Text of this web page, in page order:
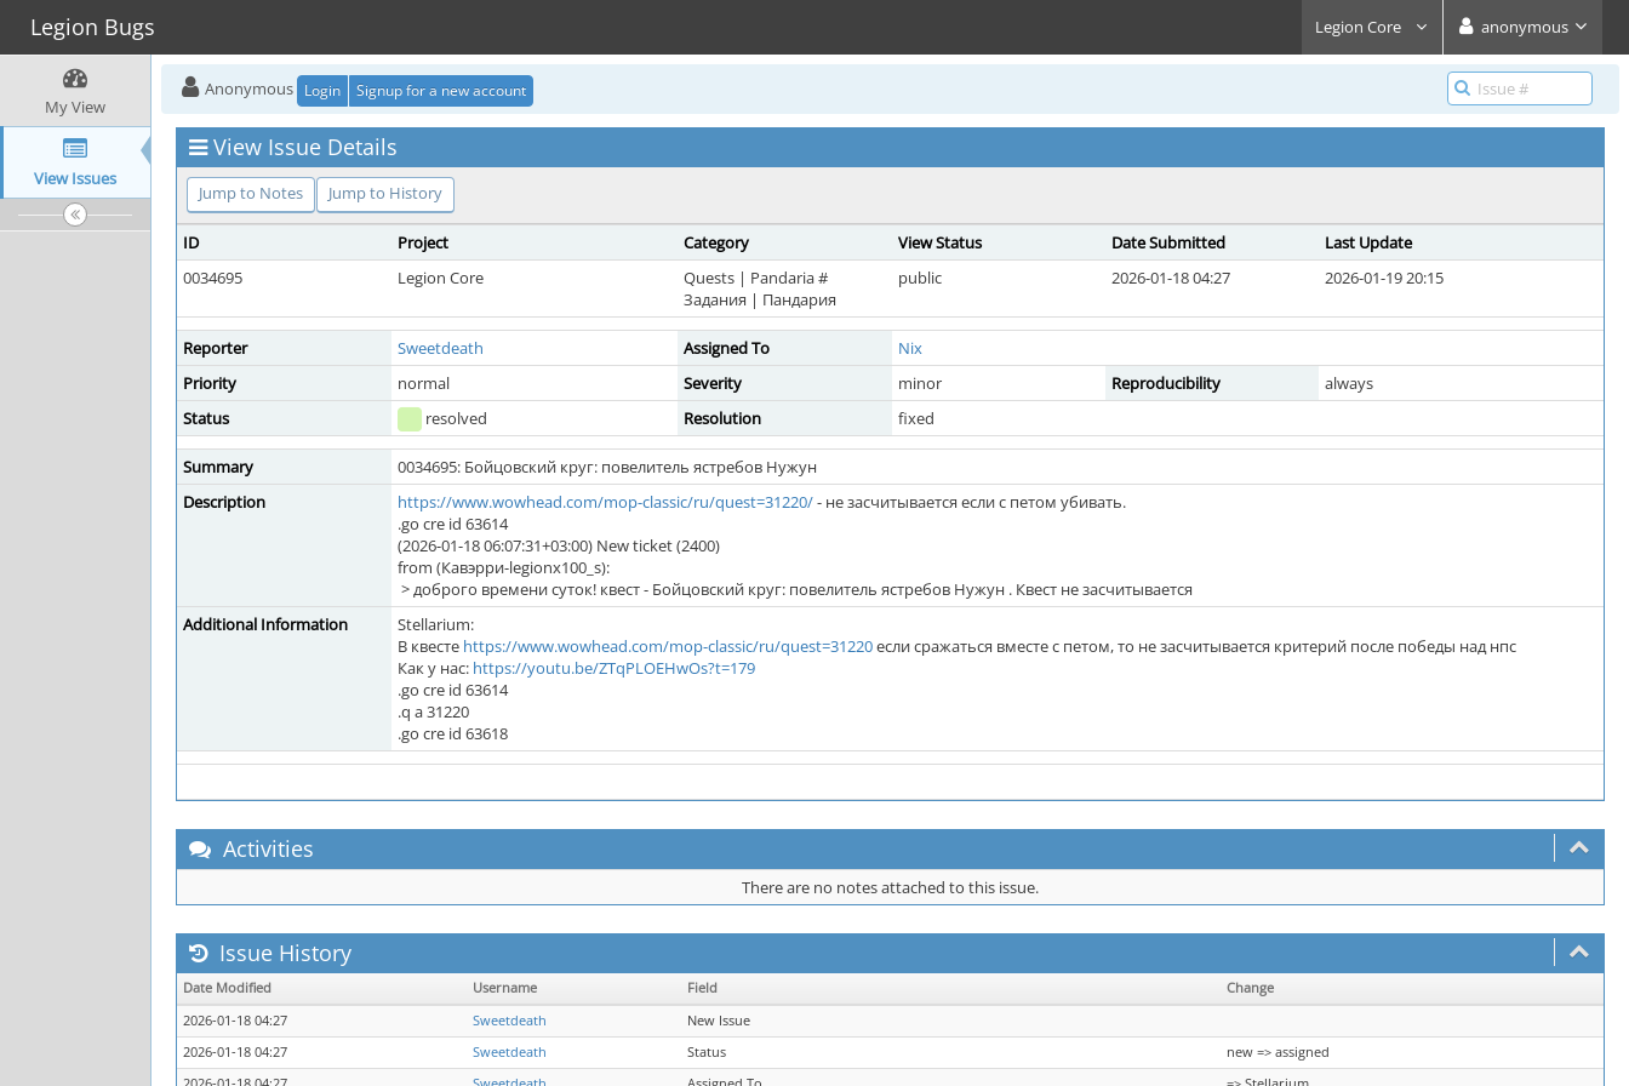
Legion Bugs Legion Core anonymous
My View
View Issues
Anonymous Login Signup for a new account
View Issue Details
Jump to Notes Jump to History
ID Project Category View Status Date Submitted
Last Update
0034695
Legion Core
Quests | Pandaria #
Задания | Пандария
public 2026-01-18 04:27 2026-01-19 20:15
Reporter Sweetdeath Assigned To
Nix
Priority
normal Severity minor Reproducibility
always
Status
resolved Resolution fixed
Summary
0034695: Бойцовский круг: повелитель ястребов Нужун
Description
https://www.wowhead.com/mop-classic/ru/quest=31220/- не засчитывается если с петом убивать.
.go cre id 63614
(2026-01-18 06:07:31+03:00) New ticket (2400)
from (Кавэрри-legionx100_s):
> доброго времени суток! квест - Бойцовский круг: повелитель ястребов Нужун . Квест не засчитывается
Additional Information
Stellarium:
В квесте https://www.wowhead.com/mop-classic/ru/quest=31220если сражаться вместе с петом, то не засчитывается критерий после победы над нпс
Как у нас: https://youtu.be/ZTqPLOEHwOs?t=179
.go cre id 63614
.q a 31220
.go cre id 63618
Activities
There are no notes attached to this issue.
Issue History
Date Modified Username Field
Change
2026-01-18 04:27
Sweetdeath
New Issue
2026-01-18 04:27
Sweetdeath Status
new => assigned